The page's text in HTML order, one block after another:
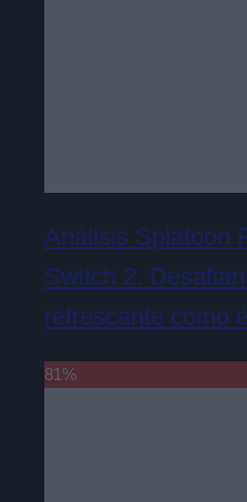
Análisis Splatoon
Switch 2.
refrescante como
81 %